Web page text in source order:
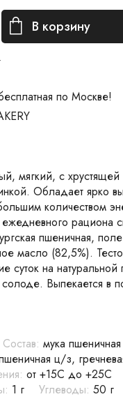
В корзину
по Москве!
мягкий, с
Обладает ярко
количеством
рациона
пшеничная,
масло (82,5%).
суток на
Выпекается в
Состав: мука
ц/з,
от +15С до +25С
1 г Углеводы: 50 г